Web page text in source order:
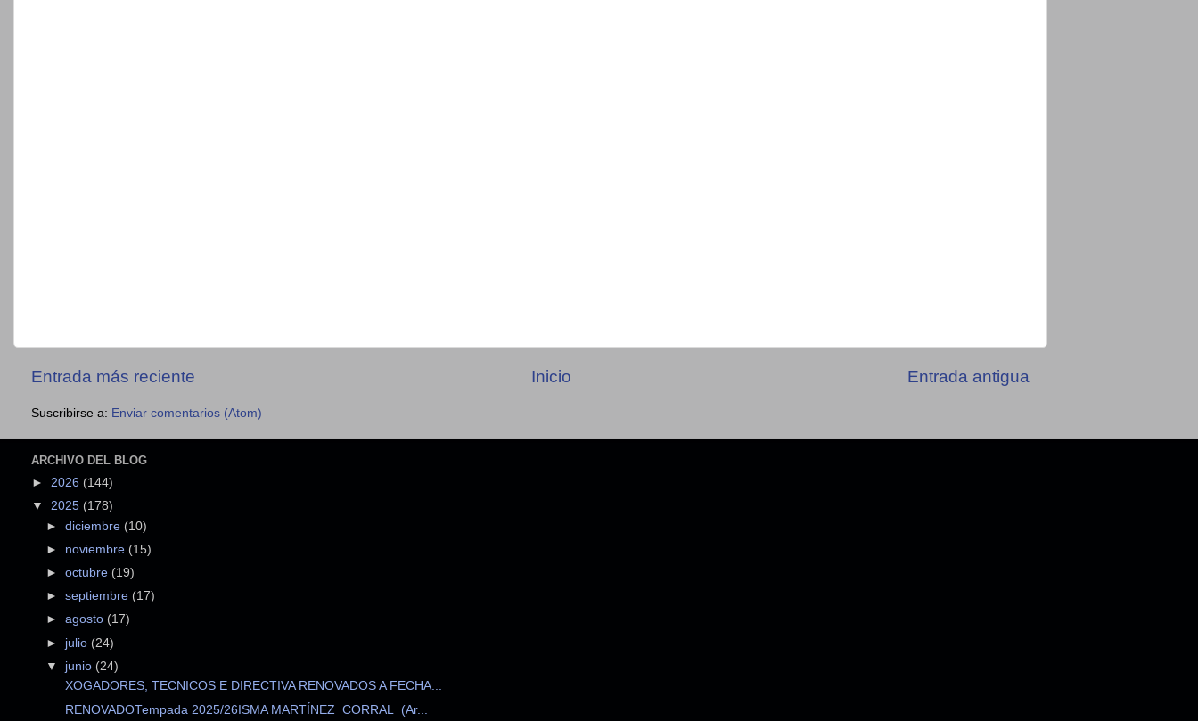
Entrada más reciente Entrada antigua
Inicio
Suscribirse a: Enviar comentarios (Atom)
ARCHIVO DEL BLOG
► 2026 (144)
▼ 2025 (178)
►diciembre (10)
► noviembre (15)
►octubre (19)
►septiembre (17)
►agosto (17)
► julio (24)
▼ junio (24)
XOGADORES, TECNICOS E DIRECTIVA RENOVADOS A FECHA...
RENOVADOTempada 2025/26ISMA MARTÍNEZ CORRAL (Ar...